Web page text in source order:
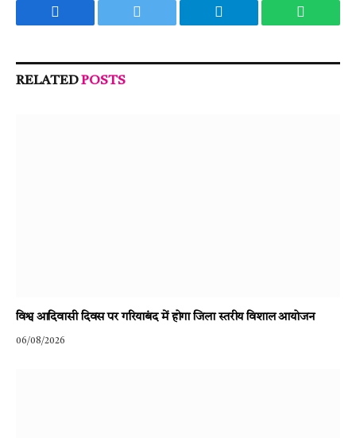
Facebook Twitter Telegram
RELATEDPOSTS
विश्व आदिवासी दिवस पर गरियाबंद में होगा जिला स्तरीय विशाल आयोजन
06/08/2026